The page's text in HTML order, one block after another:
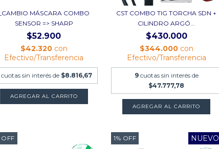
_CAMBIO MÁSCARA COMBO
SENSOR => SHARP
$52.900
$42.320 con
Efectivo/Transferencia
cuotas sin interés de $8.816,67
CST COMBO TIG TORCHA SDN +
CILINDRO ARGÓ...
$430.000
$344.000 con
Efectivo/Transferencia
9 cuotas sin interés de
$47.777,78
AGREGAR AL CARRITO
OFF 1% OFF NUEVO